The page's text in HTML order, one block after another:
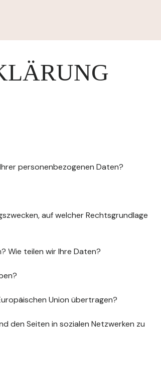
personenbezogenen Daten?
auf welcher Rechtsgrundlage
Wie teilen wir Ihre Daten?
Union übertragen?
den Seiten in sozialen Netzwerken zu